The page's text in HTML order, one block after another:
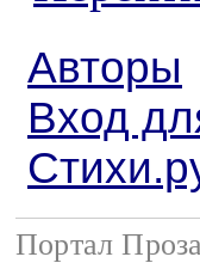
Авторы
Вход
Портал